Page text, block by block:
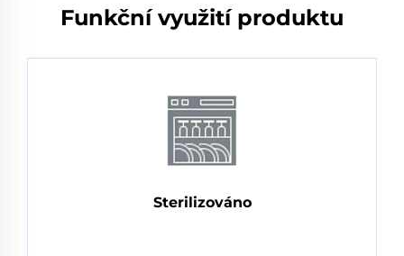
Funkční využití produktu
Sterilizováno